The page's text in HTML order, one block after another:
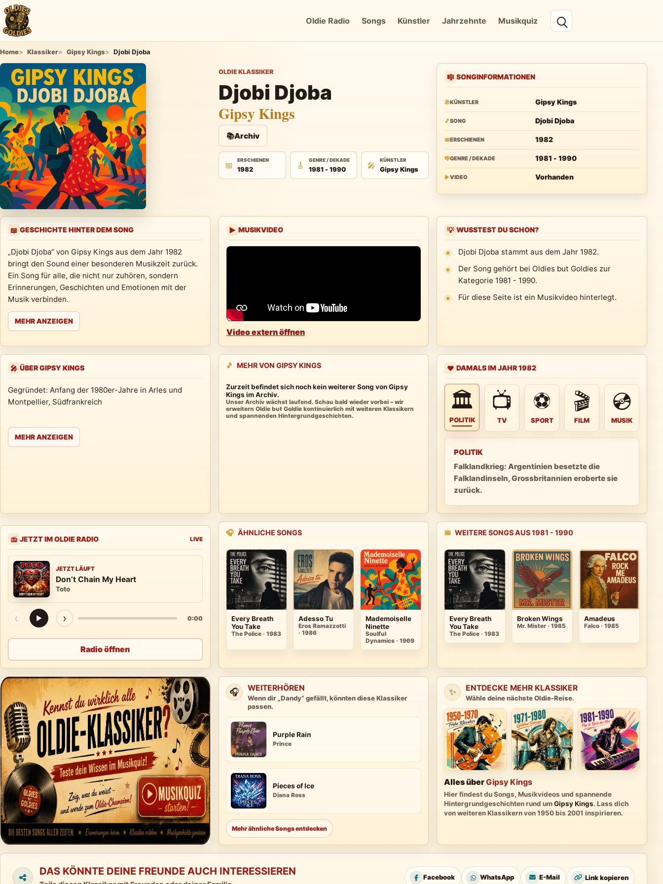
Oldie Radio Songs Künstler Jahrzehnte Musikquiz
Home Klassiker Gipsy Kings Djobi Djoba
OLDIE KLASSIKER
Djobi Djoba
Gipsy Kings
📚Archiv
📅
ERSCHIENEN
1982 🎸
GENRE / DEKADE
1981 - 1990 🎤
KÜNSTLER
Gipsy Kings
🎼 SONGINFORMATIONEN
🎤KÜNSTLER Gipsy Kings
🎵SONG Djobi Djoba
📅ERSCHIENEN 1982
🎼GENRE / DEKADE 1981 - 1990
▶VIDEO Vorhanden
📖 GESCHICHTE HINTER DEM SONG
„Djobi Djoba“ von Gipsy Kings aus dem Jahr 1982
bringt den Sound einer besonderen Musikzeit zurück.
Ein Song für alle, die nicht nur zuhören, sondern
Erinnerungen, Geschichten und Emotionen mit der
Musik verbinden.
MEHR ANZEIGEN
▶ MUSIKVIDEO
Video extern öffnen
💡 WUSSTEST DU SCHON?
Djobi Djoba stammt aus dem Jahr 1982.
Der Song gehört bei Oldies but Goldies zur
Kategorie 1981 - 1990.
Für diese Seite ist ein Musikvideo hinterlegt.
🎤 ÜBER GIPSY KINGS
Gegründet: Anfang der 1980er-Jahre in Arles und
Montpellier, Südfrankreich
MEHR ANZEIGEN
🎵 MEHR VON GIPSY KINGS
Zurzeit befindet sich noch kein weiterer Song von Gipsy
Kings im Archiv.
Unser Archiv wächst laufend. Schau bald wieder vorbei – wir
erweitern Oldie but Goldie kontinuierlich mit weiteren Klassikern
und spannenden Hintergrundgeschichten.
❤️ DAMALS IM JAHR 1982
🏛
POLITIK
📺
TV
⚽
SPORT
🎬
FILM
💿
MUSIK
POLITIK
Falklandkrieg: Argentinien besetzte die
Falklandinseln, Grossbritannien eroberte sie
zurück.
📻 JETZT IM OLDIE RADIO LIVE
JETZT LÄUFT
Don’t Chain My Heart
Toto
‹ ▶ › 0:00
Radio öffnen
🎧 ÄHNLICHE SONGS
Every Breath
You Take
The Police · 1983
Adesso Tu
Eros Ramazzotti
· 1986
Mademoiselle
Ninette
Soulful
Dynamics · 1969
📅 WEITERE SONGS AUS 1981 - 1990
Every Breath
You Take
The Police · 1983
Broken Wings
Mr. Mister · 1985
Amadeus
Falco · 1985
🎧 WEITERHÖREN
Wenn dir „Dandy“ gefällt, könnten diese Klassiker
passen.
Purple Rain
Prince
Pieces of Ice
Diana Ross
Mehr ähnliche Songs entdecken
✨ ENTDECKE MEHR KLASSIKER
Wähle deine nächste Oldie-Reise.
Alles überGipsy Kings
Hier findest du Songs, Musikvideos und spannende
Hintergrundgeschichten rund umGipsy Kings. Lass dich
von weiteren Klassikern von 1950 bis 2001 inspirieren.
DAS KÖNNTE DEINE FREUNDE AUCH INTERESSIEREN Facebook WhatsApp E-Mail Link kopieren